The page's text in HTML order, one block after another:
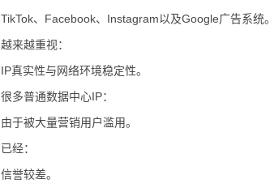
TikTok、Facebook、Instagram以及Google广告系统。
越来越重视：
IP真实性与网络环境稳定性。
很多普通数据中心IP：
由于被大量营销用户滥用。
已经：
信誉较差。